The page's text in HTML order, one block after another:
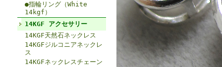
●指輪リング（White
14kgf）
14KGF アクセサリー
14KGF天然石ネックレス
14KGFジルコニアネックレ
ス
14KGFネックレスチェーン